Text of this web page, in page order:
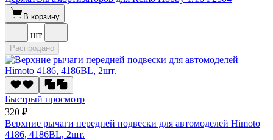
В корзину
шт
Распродано
Быстрый просмотр
320 ₽
Верхние рычаги передней подвески для автомоделей Himoto
4186, 4186BL, 2шт.